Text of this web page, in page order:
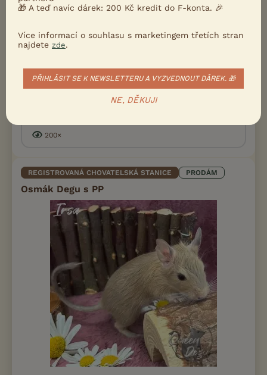
Prodám Osmáka degu - Chovatelská stanice Rays of Sunshine
holčičky) s odběrem v druhé polovině června. Pokud nechcete
čekat, máme ještě k okamžitém...
200×
REGISTROVANÁ CHOVATELSKÁ STANICE PRODÁM
Osmák Degu s PP
🎁 A teď navíc dárek: 200 Kč kredit do F-konta. 🎉
Více informací o souhlasu s marketingem třetích stran
najdete zde.
PŘIHLÁSIT SE K NEWSLETTERU A VYZVEDNOUT DÁREK. 🎁
NE, DĚKUJI